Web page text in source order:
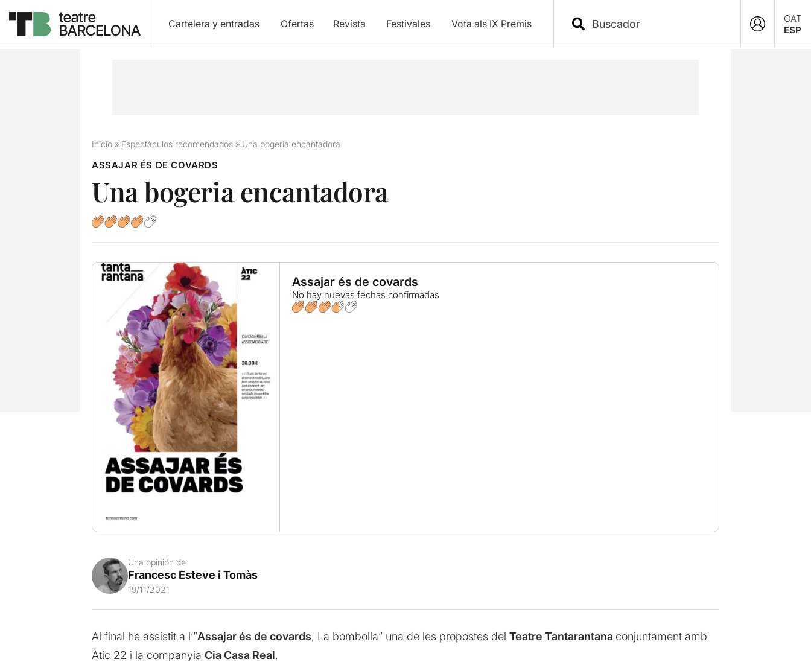
Cartelera y entradas Ofertas Revista Festivales Vota als IX Premis
CAT
ESP
Inicio» Espectáculos recomendados» Una bogeria encantadora
ASSAJAR ÉS DE COVARDS
Una bogeria encantadora
Assajar és de covards
No hay nuevas fechas confirmadas
Una opinión de
Francesc Esteve i Tomàs
19/11/2021
Al final he assistit a l’”Assajar és de covards, La bombolla” una de les propostes del Teatre Tantarantana conjuntament amb
Àtic 22 i la companyia Cia Casa Real.